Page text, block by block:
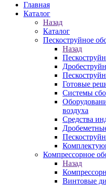
Главная
Каталог
Назад
Каталог
Пескоструйное
Назад
Готовые
Системы
воздуха
Средства
Компрессорное
Назад
Винтовые